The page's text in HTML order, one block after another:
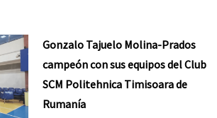
Gonzalo Tajuelo Molina-Prados
campeón con sus equipos del Club
SCM Politehnica Timisoara de
Rumanía